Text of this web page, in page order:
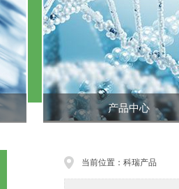
产品中心
当前位置：科瑞产品